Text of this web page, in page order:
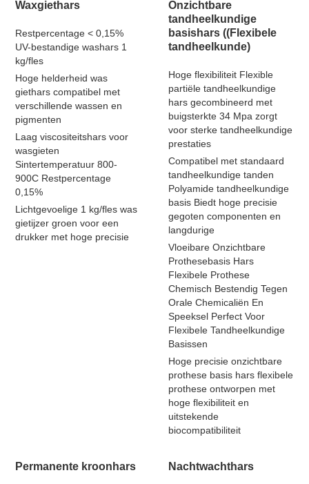
Waxgiethars
Restpercentage < 0,15%
UV-bestandige washars 1
kg/fles
Hoge helderheid was
giethars compatibel met
verschillende wassen en
pigmenten
Laag viscositeitshars voor
wasgieten
Sintertemperatuur 800-
900C Restpercentage
0,15%
Lichtgevoelige 1 kg/fles was
gietijzer groen voor een
drukker met hoge precisie
Onzichtbare
tandheelkundige
basishars ((Flexibele
tandheelkunde)
Hoge flexibiliteit Flexible
partiële tandheelkundige
hars gecombineerd met
buigsterkte 34 Mpa zorgt
voor sterke tandheelkundige
prestaties
Compatibel met standaard
tandheelkundige tanden
Polyamide tandheelkundige
basis Biedt hoge precisie
gegoten componenten en
langdurige
Vloeibare Onzichtbare
Prothesebasis Hars
Flexibele Prothese
Chemisch Bestendig Tegen
Orale Chemicaliën En
Speeksel Perfect Voor
Flexibele Tandheelkundige
Basissen
Hoge precisie onzichtbare
prothese basis hars flexibele
prothese ontworpen met
hoge flexibiliteit en
uitstekende
biocompatibiliteit
Permanente kroonhars Nachtwachthars